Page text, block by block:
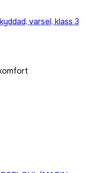
varsel, klass 3